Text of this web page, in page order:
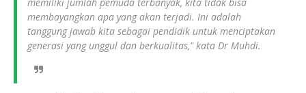
memiliki jumlah pemuda terbanyak, kita tidak bisa
membayangkan apa yang akan terjadi. Ini adalah
tanggung jawab kita sebagai pendidik untuk menciptakan
generasi yang unggul dan berkualitas," kata Dr Muhdi.